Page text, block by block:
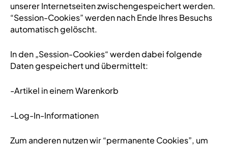
unserer Internetseiten zwischengespeichert werden.
“Session-Cookies” werden nach Ende Ihres Besuchs
automatisch gelöscht.
In den „Session-Cookies“ werden dabei folgende
Daten gespeichert und übermittelt:
-Artikel in einem Warenkorb
-Log-In-Informationen
Zum anderen nutzen wir “permanente Cookies”, um